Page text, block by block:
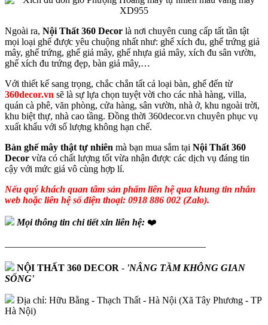
Ngoài ra, Nội Thất 360 Decor là nơi chuyên cung cấp tất tần tật
mọi loại ghế được yêu chuộng nhất như: ghế xích đu, ghế trứng giả
mây, ghế trứng, ghế giả mây, ghế nhựa giả mây, xích đu sân vườn,
ghế xích đu trứng đẹp, bàn giả mây,…
Với thiết kế sang trọng, chắc chắn tất cả loại bàn, ghế đến từ
360decor.vn sẽ là sự lựa chọn tuyệt vời cho các nhà hàng, villa,
quán cà phê, văn phòng, cửa hàng, sân vườn, nhà ở, khu ngoài trời,
khu biệt thự, nhà cao tầng. Đồng thời 360decor.vn chuyên phục vụ
xuất khẩu với số lượng không hạn chế.
Bàn ghế mây thật tự nhiên mà bạn mua sắm tại Nội Thất 360
Decor vừa có chất lượng tốt vừa nhận được các dịch vụ đáng tin
cậy với mức giá vô cùng hợp lí.
Nếu quý khách quan tâm sản phẩm liên hệ qua khung tin nhắn
web hoặc liên hệ số điện thoại: 0918 886 002 (Zalo).
Mọi thông tin chi tiết xin liên hệ: ❤️
—————————————————————
NỘI THẤT 360 DECOR - 'NÂNG TẦM KHÔNG GIAN
SỐNG'
Địa chỉ: Hữu Bằng - Thạch Thất - Hà Nội (Xã Tây Phương - TP
Hà Nội)